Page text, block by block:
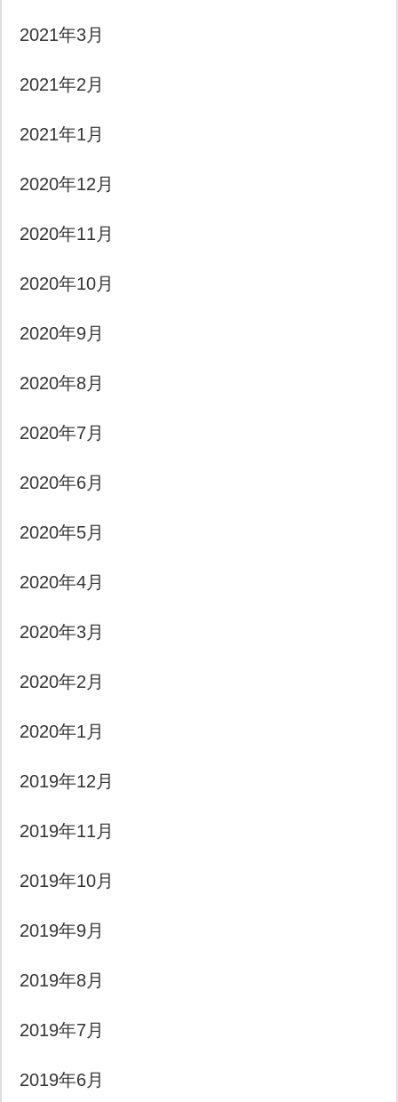
2021年3月
2021年2月
2021年1月
2020年12月
2020年11月
2020年10月
2020年9月
2020年8月
2020年7月
2020年6月
2020年5月
2020年4月
2020年3月
2020年2月
2020年1月
2019年12月
2019年11月
2019年10月
2019年9月
2019年8月
2019年7月
2019年6月